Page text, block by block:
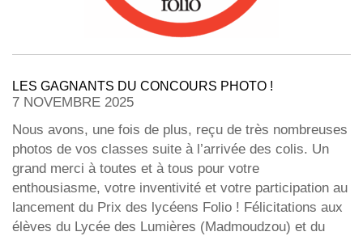
LES GAGNANTS DU CONCOURS PHOTO !
7 NOVEMBRE 2025
Nous avons, une fois de plus, reçu de très nombreuses
photos de vos classes suite à l’arrivée des colis. Un
grand merci à toutes et à tous pour votre
enthousiasme, votre inventivité et votre participation au
lancement du Prix des lycéens Folio ! Félicitations aux
élèves du Lycée des Lumières (Madmoudzou) et du